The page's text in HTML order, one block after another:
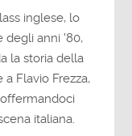
inglese, lo
degli anni '80,
la storia della
Flavio Frezza,
italiana.